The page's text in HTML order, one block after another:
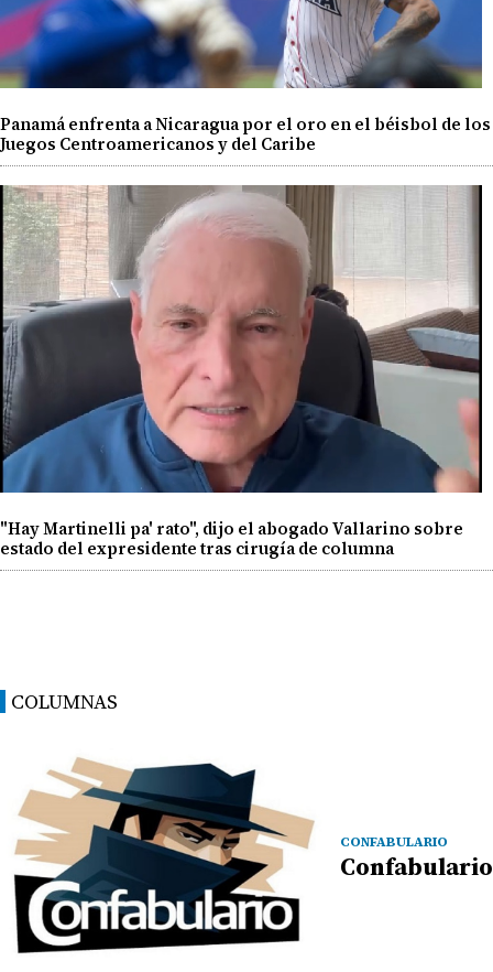
Panamá enfrenta a Nicaragua por el oro en el béisbol de los
Juegos Centroamericanos y del Caribe
"Hay Martinelli pa' rato", dijo el abogado Vallarino sobre
estado del expresidente tras cirugía de columna
COLUMNAS
CONFABULARIO
Confabulario